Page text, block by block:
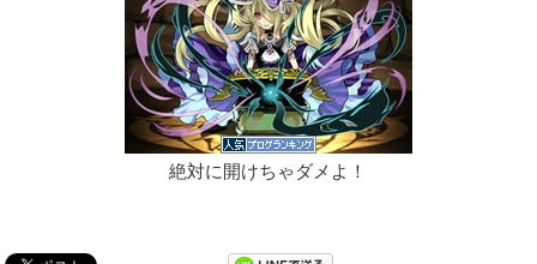
絶対に開けちゃダメよ！